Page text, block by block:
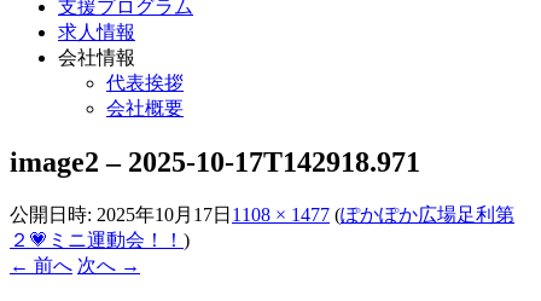
支援プログラム
求人情報
会社情報
代表挨拶
会社概要
image2 – 2025-10-17T142918.971
公開日時: 2025年10月17日 1108 × 1477 (ぽかぽか広場足利第
２💗ミニ運動会！！ )
← 前へ 次へ →